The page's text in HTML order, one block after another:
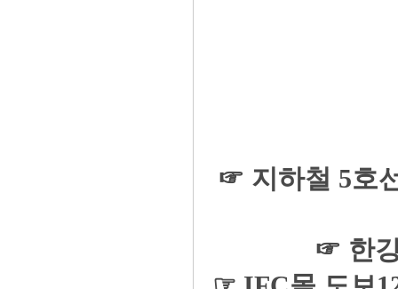
☞ 지하철 5호
☞ 한